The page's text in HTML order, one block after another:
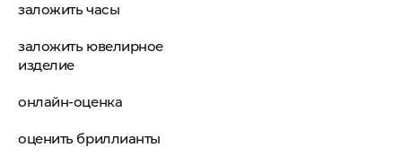
заложить часы
заложить ювелирное
изделие
онлайн-оценка
оценить бриллианты